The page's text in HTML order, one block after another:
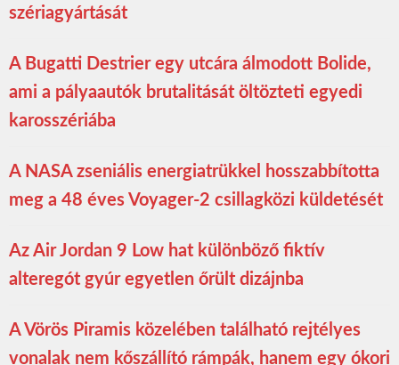
szériagyártását
A Bugatti Destrier egy utcára álmodott Bolide,
ami a pályaautók brutalitását öltözteti egyedi
karosszériába
A NASA zseniális energiatrükkel hosszabbította
meg a 48 éves Voyager-2 csillagközi küldetését
Az Air Jordan 9 Low hat különböző fiktív
alteregót gyúr egyetlen őrült dizájnba
A Vörös Piramis közelében található rejtélyes
vonalak nem kőszállító rámpák, hanem egy ókori